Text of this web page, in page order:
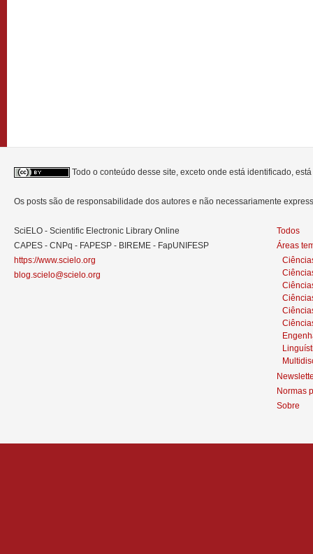
Todo o conteúdo desse site, exceto onde está identificado,
Os posts são de responsabilidade dos autores e não necessariamente
SciELO - Scientific Electronic Library Online
CAPES - CNPq - FAPESP - BIREME - FapUNIFESP
https://www.scielo.org
blog.scielo@scielo.org
Todos
Áreas
Normas
Sobre